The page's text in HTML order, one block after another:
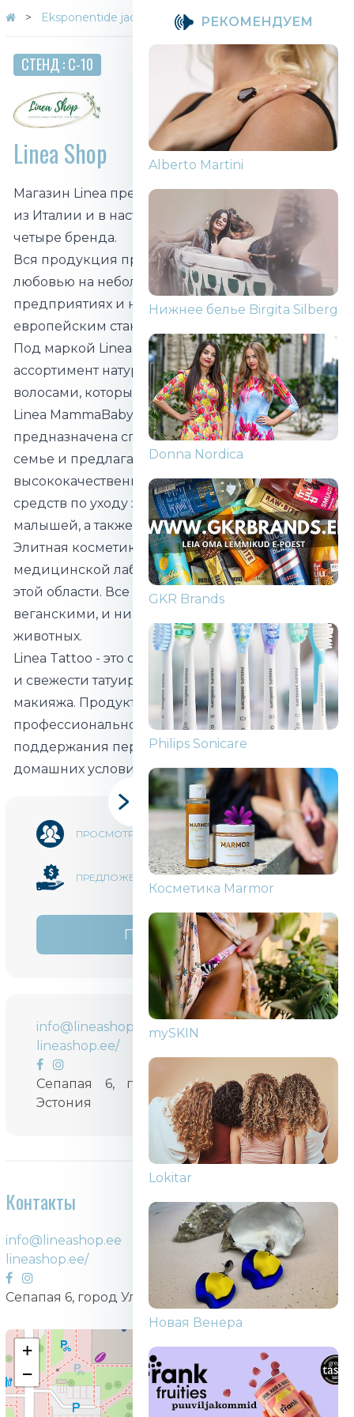
Eksponentide jaotus teemade kaupa Linea Shop
СТЕНД : C-10
Linea Shop
Магазин Linea предлагает качественные товары
из Италии и в настоящее время представляет
четыре бренда.
Вся продукция производится с заботой и
любовью на небольших семейных
предприятиях и на 100% соответствует
европейским стандартам качества.
Под маркой Linea Natura вы найдете широкий
ассортимент натуральных средств по уходу за
волосами, которые помогли тысячам людей.
Linea MammaBaby, с другой стороны,
предназначена специально для малышей в
семье и предлагает ассортимент
высококачественных и органически чистых
средств по уходу за телом для младенцев и
малышей, а также взрослых.
Элитная косметика Feminae разрабатывается в
медицинской лаборатории специалистами в
этой области. Все продукты являются
веганскими, и ни один из них не тестируется на
животных.
Linea Tattoo - это специальная серия для ухода
и свежести татуировок и перманентного
макияжа. Продукты доступны как для
профессионального использования, так и для
поддержания перманентной красоты в
домашних условиях.
ПРОСМОТРОВ 12 560
ПРЕДЛОЖЕНИЙ 1
ПОДЕЛИТЬСЯ
info@lineashop.ee
lineashop.ee/
Сепапая 6, город Улемисте, Таллинн,
Эстония
Контакты
info@lineashop.ee
lineashop.ee/
Сепапая 6, город Улемисте, Таллинн, Эстония
+
−
PЕКОМЕНДУЕМ
Alberto Martini
Нижнее белье Birgita Silberg
Donna Nordica
GKR Brands
Philips Sonicare
Косметика Marmor
mySKIN
Lokitar
Новая Венера